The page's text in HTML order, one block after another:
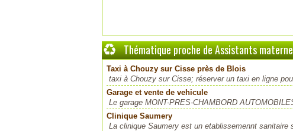
Thématique proche de Assistants
Taxi à Chouzy sur Cisse près de Blois
taxi à Chouzy sur Cisse; réserver un taxi en ligne
Garage et vente de vehicule
Le garage MONT-PRES-CHAMBORD
Clinique Saumery
La clinique Saumery est un etablissemennt